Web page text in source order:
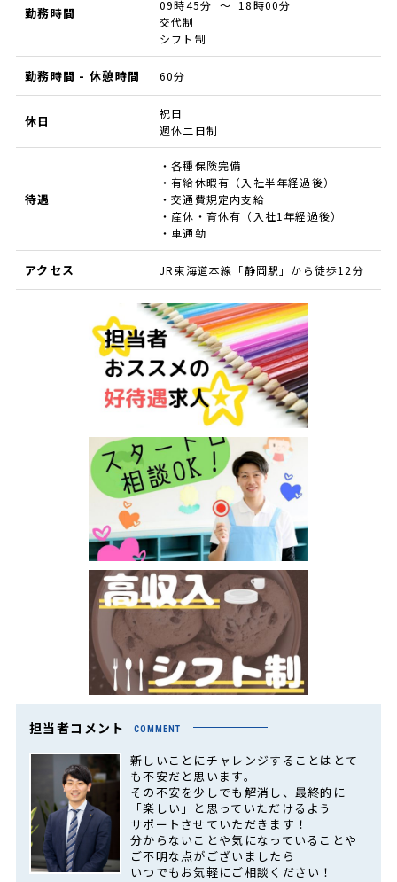
勤務時間
09時45分 ～ 18時00分
交代制
シフト制
勤務時間 - 休憩時間 60分
休日
祝日
週休二日制
待遇
・各種保険完備
・有給休暇有（入社半年経過後）
・交通費規定内支給
・産休・育休有（入社1年経過後）
・車通勤
アクセス JR東海道本線「静岡駅」から徒歩12分
担当者コメント COMMENT
新しいことにチャレンジすることはとて
も不安だと思います。
その不安を少しでも解消し、最終的に
「楽しい」と思っていただけるよう
サポートさせていただきます！
分からないことや気になっていることや
ご不明な点がございましたら
いつでもお気軽にご相談ください！